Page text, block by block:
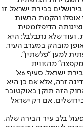
כבירת ישראל. זו
אוסלו והקמת הרשות
את נציגותה הדיפלומטית
ועוד שלא נתבלבל: היא
מובהק במערב העיר.
למען "פלשתין".
מהזווית
העקרונית, היא גם מנוגדת לחוק יסוד: ירושלים בירת ישראל. סעיף 6א'
זרה, אלא אם כן היא
הזה תוקן באוקטובר
בירושלים, אם רק ישראל
בלב עיר הבירה שלה,